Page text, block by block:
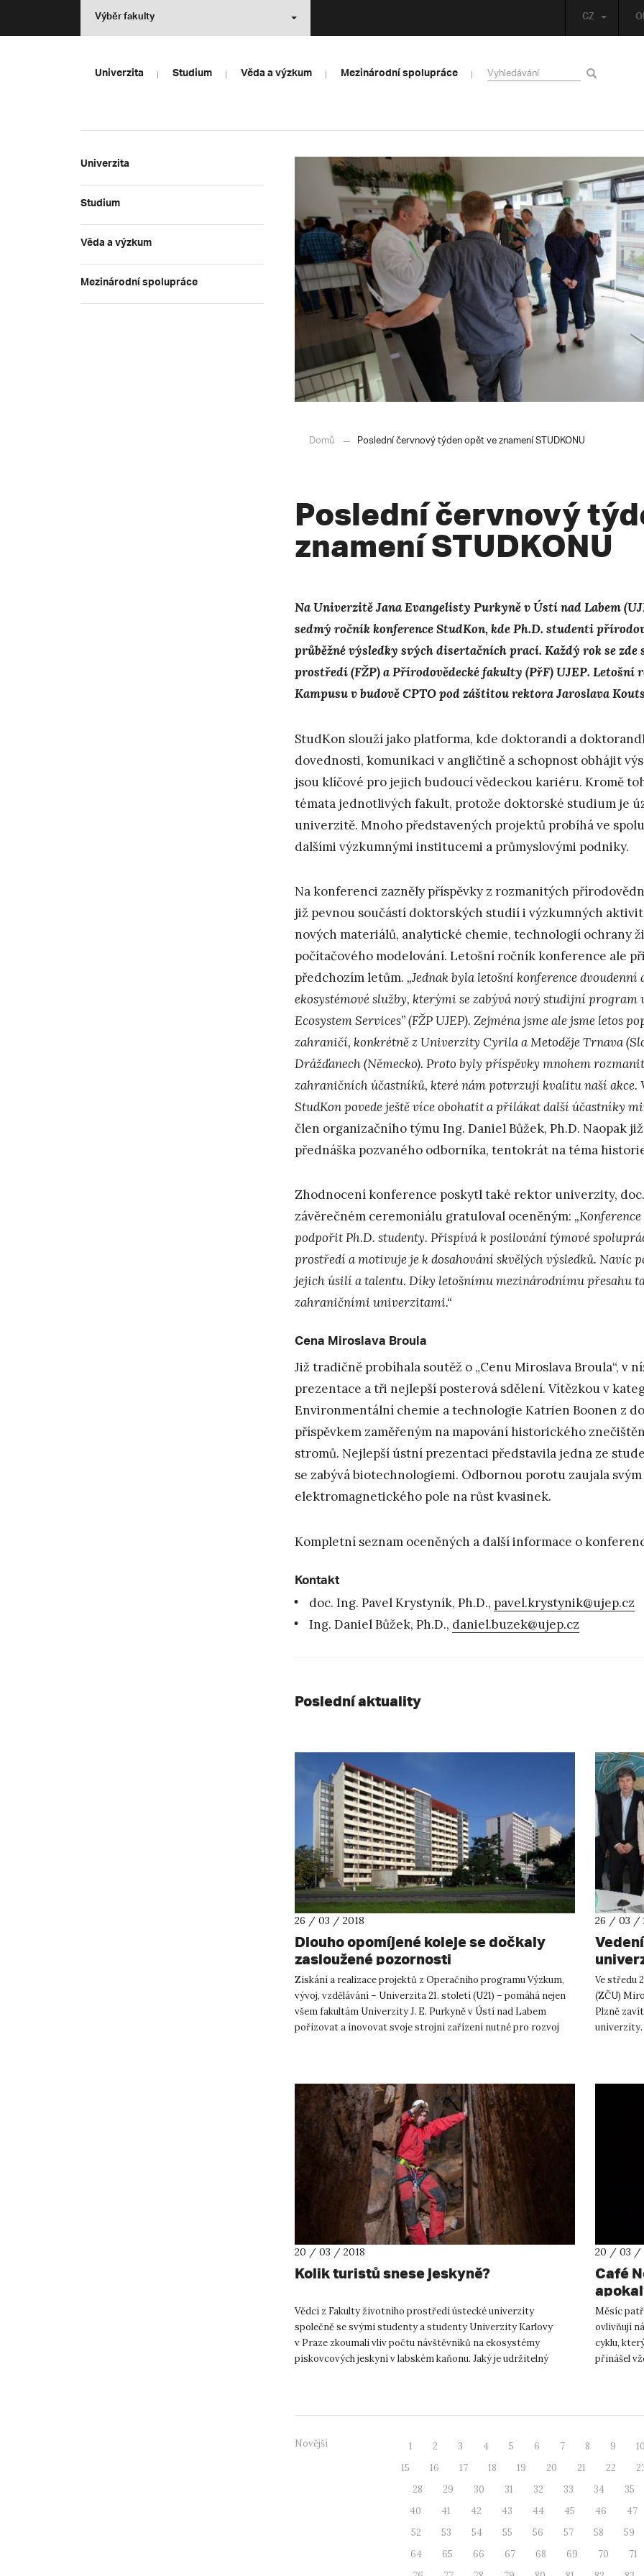
CZ
Výběr fakulty
Univerzita Studium Věda a výzkum Mezinárodní spolupráce
Univerzita
Studium
Věda a výzkum
Mezinárodní spolupráce
Domů Poslední červnový týden opět ve znamení STUDKONU
Poslední červnový
znamení STUDKONU
Na Univerzitě Jana Evangelisty Purkyně v Ústí nad Labem
sedmý ročník konference StudKon, kde Ph.D. studenti
průběžné výsledky svých disertačních prací. Každý rok se
prostředí (FŽP) a Přírodovědecké fakulty (PřF) UJEP.
Kampusu v budově CPTO pod záštitou rektora Jaroslava
StudKon slouží jako platforma, kde doktorandi a
dovednosti, komunikaci v angličtině a schopnost obhájit
jsou klíčové pro jejich budoucí vědeckou kariéru. Kromě
témata jednotlivých fakult, protože doktorské studium je
univerzitě. Mnoho představených projektů probíhá ve
dalšími výzkumnými institucemi a průmyslovými podniky.
Na konferenci zazněly příspěvky z rozmanitých
již pevnou součástí doktorských studií i výzkumných
nových materiálů, analytické chemie, technologií ochrany
počítačového modelování. Letošní ročník konference ale
předchozím letům. „Jednak byla letošní konference
ekosystémové služby, kterými se zabývá nový studijní program
Ecosystem Services” (FŽP UJEP). Zejména jsme ale jsme
zahraničí, konkrétně z Univerzity Cyrila a Metoděje Trnava
Drážďanech (Německo). Proto byly příspěvky mnohem
zahraničních účastníků, které nám potvrzují kvalitu naší akce.
StudKon povede ještě více obohatit a přilákat další účastníky
člen organizačního týmu Ing. Daniel Bůžek, Ph.D. Naopak
přednáška pozvaného odborníka, tentokrát na téma
Zhodnocení konference poskytl také rektor univerzity, doc.
závěrečném ceremoniálu gratuloval oceněným:
podpořit Ph.D. studenty. Přispívá k posilování týmové
prostředí a motivuje je k dosahování skvělých výsledků.
jejich úsilí a talentu. Díky letošnímu mezinárodnímu přesahu
zahraničními univerzitami.“
Cena Miroslava Broula
Již tradičně probíhala soutěž o „Cenu Miroslava Broula“, v
prezentace a tři nejlepší posterová sdělení. Vítězkou v
Environmentální chemie a technologie Katrien Boonen z
příspěvkem zaměřeným na mapování historického
stromů. Nejlepší ústní prezentaci představila jedna ze
se zabývá biotechnologiemi. Odbornou porotu zaujala
elektromagnetického pole na růst kvasinek.
Kompletní seznam oceněných a další informace o
Kontakt
doc. Ing. Pavel Krystyník, Ph.D., pavel.krystynik@ujep.cz
Ing. Daniel Bůžek, Ph.D., daniel.buzek@ujep.cz
Poslední aktuality
26 / 03 / 2018
Dlouho opomíjené koleje se dočkaly
zasloužené pozornosti
Získání a realizace projektů z Operačního programu Výzkum,
vývoj, vzdělávání – Univerzita 21. století (U21) – pomáhá nejen
všem fakultám Univerzity J. E. Purkyně v Ústí nad Labem
pořizovat a inovovat svoje strojní zařízení nutné pro rozvoj
26 / 03 /
Ve středu
(ZČU)
Plzně
univerzity.
20 / 03 / 2018
Kolik turistů snese jeskyně?
Vědci z Fakulty životního prostředí ústecké univerzity
společně se svými studenty a studenty Univerzity Karlovy
v Praze zkoumali vliv počtu návštěvníků na ekosystémy
pískovcových jeskyní v labském kaňonu. Jaký je udržitelný
20 / 03 /
Café
Měsíc
ovlivňují
cyklu,
přinášel
Novější 1 2 3 4 5 6 7 8 9
15
16 17 18 19 20 21 22
28
29 30 31 32 33 34
35
40
41 42 43 44 45 46
47
52
53 54 55 56 57 58
59
64
65 66 67 68 69 70
71